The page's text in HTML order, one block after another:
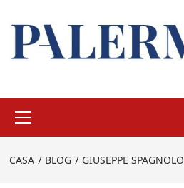
principale
CASA BLOG GIUSEPPE SPAGNOLO